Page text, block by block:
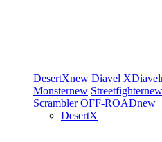
DesertXnew Diavel XDiavel
Monsternew Streetfighternew
ScramblerOFF-ROADnew
DesertX